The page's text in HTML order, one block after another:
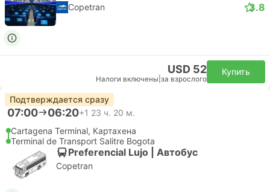
Copetran 3.8
USD 52
Налоги включены за взрослого
Купить
Подтверждается сразу
07:00 06:20+1 23 ч. 20 м.
Cartagena Terminal, Картахена
Terminal de Transport Salitre Bogota
Preferencial Lujo | Автобус
Copetran